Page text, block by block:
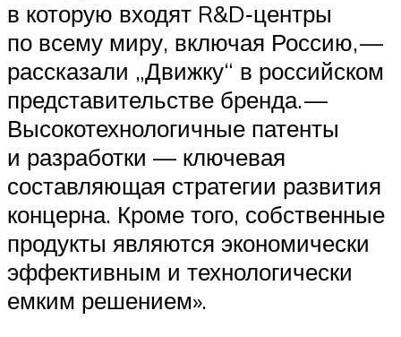
в которую входят R&D‑центры
по всему миру, включая Россию, —
рассказали „Движку“ в российском
представительстве бренда. —
Высокотехнологичные патенты
и разработки — ключевая
составляющая стратегии развития
концерна. Кроме того, собственные
продукты являются экономически
эффективным и технологически
емким решением».